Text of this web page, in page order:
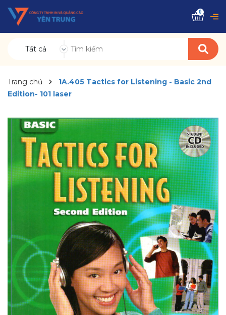
Tất cả
0
Trang chủ
1A.405 Tactics for Listening - Basic 2nd
Edition- 101 laser